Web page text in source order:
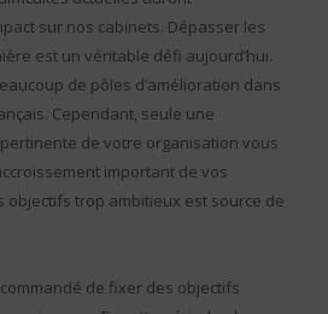
sur nos cabinets. Dépasser les
est un véritable défi aujourd’hui.
de pôles d’amélioration dans
Cependant, seule une
de votre organisation vous
important de vos
objectifs trop ambitieux est source de
de fixer des objectifs